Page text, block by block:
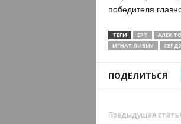
победителя
ТЕГИ EPT АЛЕК
ИГНАТ ЛИВИУ
ПОДЕЛИТЬСЯ
Предыдущая